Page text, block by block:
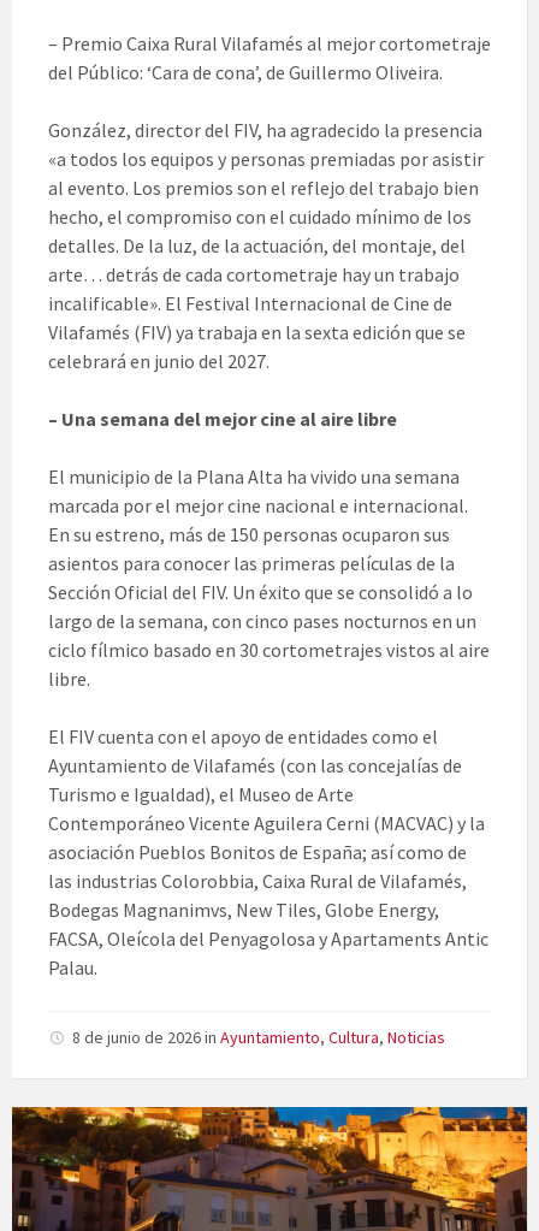
– Premio Caixa Rural Vilafamés al mejor cortometraje
del Público: ‘Cara de cona’, de Guillermo Oliveira.
González, director del FIV, ha agradecido la presencia
«a todos los equipos y personas premiadas por asistir
al evento. Los premios son el reflejo del trabajo bien
hecho, el compromiso con el cuidado mínimo de los
detalles. De la luz, de la actuación, del montaje, del
arte… detrás de cada cortometraje hay un trabajo
incalificable». El Festival Internacional de Cine de
Vilafamés (FIV) ya trabaja en la sexta edición que se
celebrará en junio del 2027.
– Una semana del mejor cine al aire libre
El municipio de la Plana Alta ha vivido una semana
marcada por el mejor cine nacional e internacional.
En su estreno, más de 150 personas ocuparon sus
asientos para conocer las primeras películas de la
Sección Oficial del FIV. Un éxito que se consolidó a lo
largo de la semana, con cinco pases nocturnos en un
ciclo fílmico basado en 30 cortometrajes vistos al aire
libre.
El FIV cuenta con el apoyo de entidades como el
Ayuntamiento de Vilafamés (con las concejalías de
Turismo e Igualdad), el Museo de Arte
Contemporáneo Vicente Aguilera Cerni (MACVAC) y la
asociación Pueblos Bonitos de España; así como de
las industrias Colorobbia, Caixa Rural de Vilafamés,
Bodegas Magnanimvs, New Tiles, Globe Energy,
FACSA, Oleícola del Penyagolosa y Apartaments Antic
Palau.
8 de junio de 2026in Ayuntamiento, Cultura, Noticias